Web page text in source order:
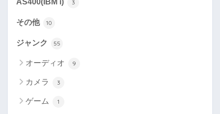
3
その他 10
ジャンク 55
オーディオ 9
カメラ 3
ゲーム 1